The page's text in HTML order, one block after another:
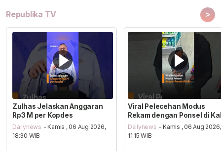
Republika TV >
Zulhas Jelaskan Anggaran
Rp3 M per Kopdes
Dailynews - Kamis , 06 Aug 2026,
18:30 WIB
Viral Pelecehan Modus
Rekam dengan Ponsel di
Dailynews - Kamis , 06 Aug 2026,
11:15 WIB